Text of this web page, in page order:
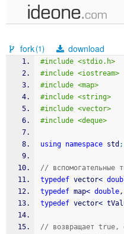
samples
recent codes
sign in
fork(1) download
#include <stdio.h>
#include <iostream>
#include <map>
#include <string>
#include <vector>
#include <deque>
using namespace std ;
// вспомогательные
typedef vector<
typedef map< double,
typedef vector<
// возвращает true,